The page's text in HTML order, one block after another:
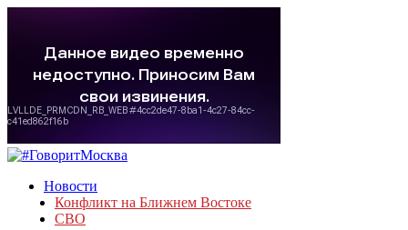
Новости
Конфликт на Ближнем Востоке
СВО